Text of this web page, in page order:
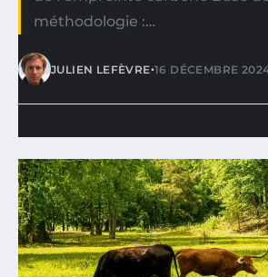
méthodologie :…
JULIEN LEFÈVRE•16 DÉCEMBRE